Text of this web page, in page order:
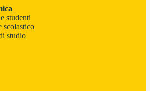
studenti
scolastico
studio